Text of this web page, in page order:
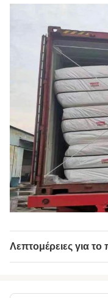
Λεπτομέρειες για το
Material: 100%